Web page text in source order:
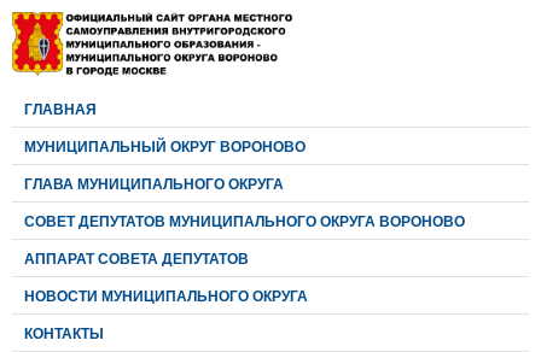
ГЛАВНАЯ
МУНИЦИПАЛЬНЫЙ ОКРУГ ВОРОНОВО
ГЛАВА МУНИЦИПАЛЬНОГО ОКРУГА
CОВЕТ ДЕПУТАТОВ МУНИЦИПАЛЬНОГО ОКРУГА ВОРОНОВО
АППАРАТ СОВЕТА ДЕПУТАТОВ
НОВОСТИ МУНИЦИПАЛЬНОГО ОКРУГА
КОНТАКТЫ